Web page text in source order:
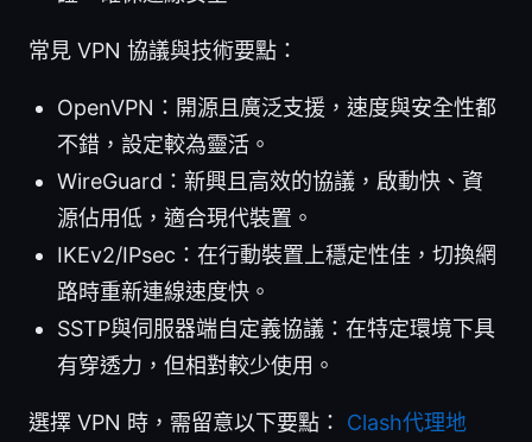
常見 VPN 協議與技術要點：
OpenVPN：開源且廣泛支援，速度與安全性都
不錯，設定較為靈活。
WireGuard：新興且高效的協議，啟動快、資
源佔用低，適合現代裝置。
IKEv2/IPsec：在行動裝置上穩定性佳，切換網
路時重新連線速度快。
SSTP與伺服器端自定義協議：在特定環境下具
有穿透力，但相對較少使用。
選擇 VPN 時，需留意以下要點： Clash代理地